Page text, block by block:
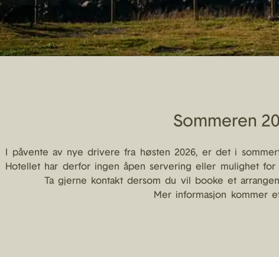
Sommeren
I påvente av nye drivere fra høsten 2026, er det i
Hotellet har derfor ingen åpen servering eller mulighet
Ta gjerne kontakt dersom du vil booke et
Mer informasjon kommer